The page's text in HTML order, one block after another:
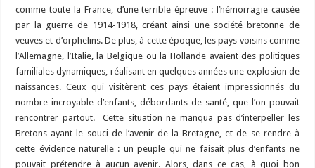
comme toute la France, d’une terrible épreuve : l’hémorragie causée
par la guerre de 1914-1918, créant ainsi une société bretonne de
veuves et d’orphelins. De plus, à cette époque, les pays voisins comme
l’Allemagne, l’Italie, la Belgique ou la Hollande avaient des politiques
familiales dynamiques, réalisant en quelques années une explosion de
naissances. Ceux qui visitèrent ces pays étaient impressionnés du
nombre incroyable d’enfants, débordants de santé, que l’on pouvait
rencontrer partout. Cette situation ne manqua pas d’interpeller les
Bretons ayant le souci de l’avenir de la Bretagne, et de se rendre à
cette évidence naturelle : un peuple qui ne faisait plus d’enfants ne
pouvait prétendre à aucun avenir. Alors, dans ce cas, à quoi bon